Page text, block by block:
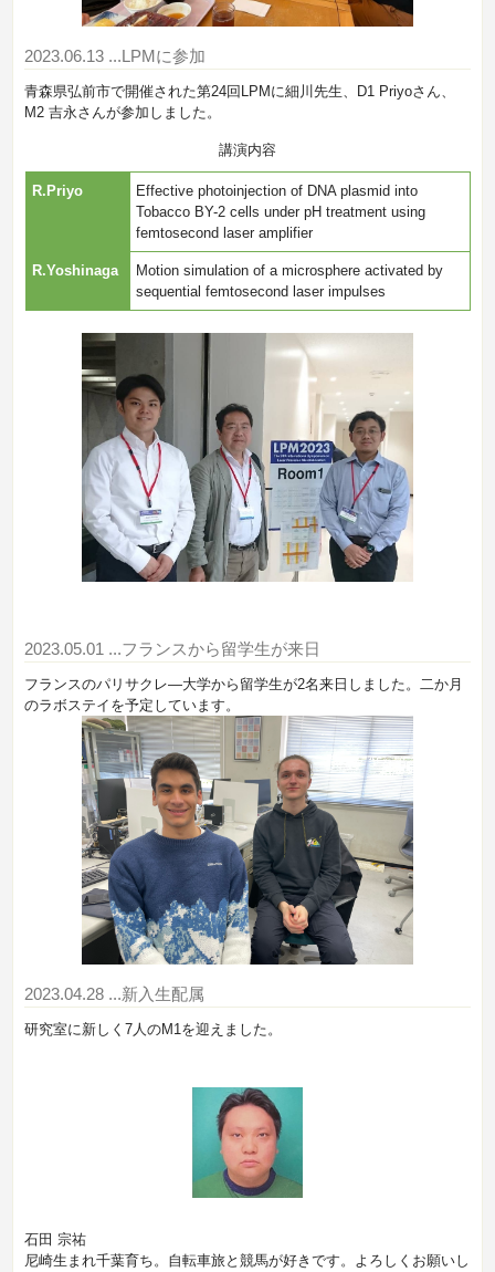
2023.06.13 ...LPMに参加
青森県弘前市で開催された第24回LPMに細川先生、D1 Priyoさん、
M2 吉永さんが参加しました。
講演内容
R.Priyo
Effective photoinjection of DNA plasmid into
Tobacco BY-2 cells under pH treatment using
femtosecond laser amplifier
R.Yoshinaga
Motion simulation of a microsphere activated by
sequential femtosecond laser impulses
2023.05.01 ...フランスから留学生が来日
フランスのパリサクレ―大学から留学生が2名来日しました。二か月
のラボステイを予定しています。
2023.04.28 ...新入生配属
研究室に新しく7人のM1を迎えました。
石田 宗祐
尼崎生まれ千葉育ち。自転車旅と競馬が好きです。よろしくお願いし